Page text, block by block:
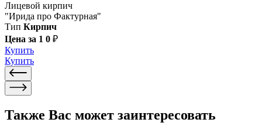
Лицевой кирпич
"Ирида про Фактурная"
Тип Кирпич
Цена за 1 0 ₽
Купить
Купить
Также Вас может заинтересовать